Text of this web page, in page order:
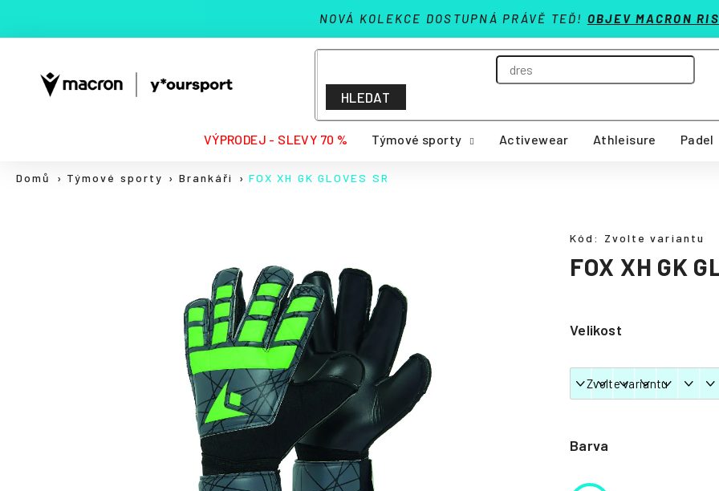
obsah
NOVÁ KOLEKCE DOSTUPNÁ PRÁVĚ TEĎ! OBJEV MACRON
HLEDAT
VÝPRODEJ - SLEVY 70 % Týmové sporty Activewear Athleisure Padel
Domů Týmové sporty Brankáři FOX XH GK GLOVES SR
FOX XH GK
Barva
Velikost
Kód: Zvolte variantu
Zpět
obchodu
Zpět
obchodu